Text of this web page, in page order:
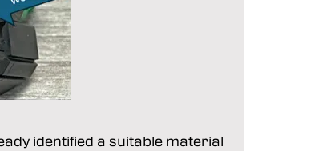
identified a suitable material